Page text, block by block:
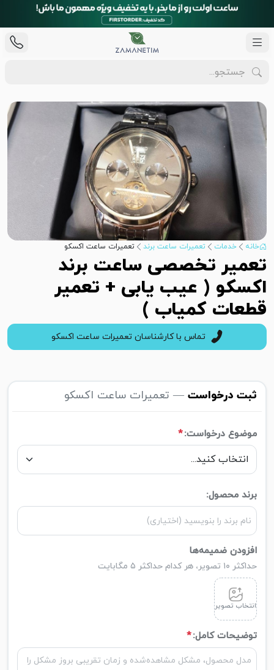
خانه خدمات تعمیرات ساعت برند تعمیرات ساعت اکسکو
تعمیر تخصصی ساعت برند
اکسکو ( عیب یابی + تعمیر
قطعات کمیاب )
تماس با کارشناسان تعمیرات ساعت اکسکو
ثبت درخواست — تعمیرات ساعت اکسکو
موضوع درخواست:*
برند محصول:
افزودن ضمیمه‌ها
حداکثر ۱۰ تصویر، هر کدام حداکثر ۵ مگابایت
انتخاب تصویر
توضیحات کامل:*